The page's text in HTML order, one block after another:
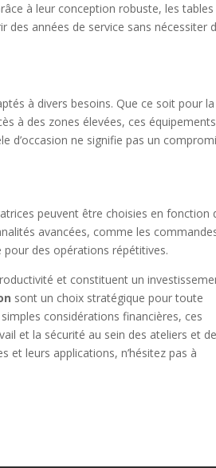
à leur conception robuste, les tables
années de service sans nécessiter
à divers besoins. Que ce soit pour la
à des zones élevées, ces équipements
d’occasion ne signifie pas un
peuvent être choisies en fonction
avancées, comme les
des opérations répétitives.
et constituent un
sont un choix stratégique pour toute
considérations financières, ces
et la sécurité au sein des ateliers et
et leurs applications, n’hésitez pas à